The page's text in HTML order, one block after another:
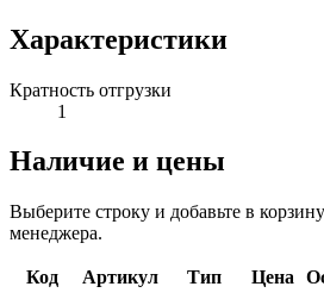
Характеристики
Кратность отгрузки
1
Наличие и цены
Выберите строку и добавьте в
менеджера.
Код Артикул Тип Цена